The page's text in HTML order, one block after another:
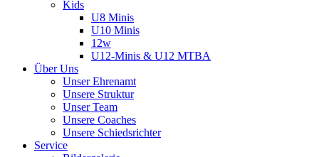
Kids
U8 Minis
U10 Minis
12w
U12-Minis & U12 MTBA
Über Uns
Unser Ehrenamt
Unsere Struktur
Unser Team
Unsere Coaches
Unsere Schiedsrichter
Service